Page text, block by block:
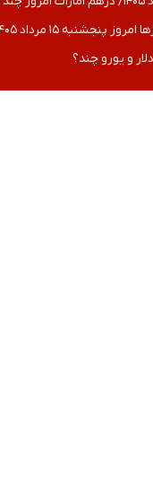
۱۵ مرداد ۱۴۰۵